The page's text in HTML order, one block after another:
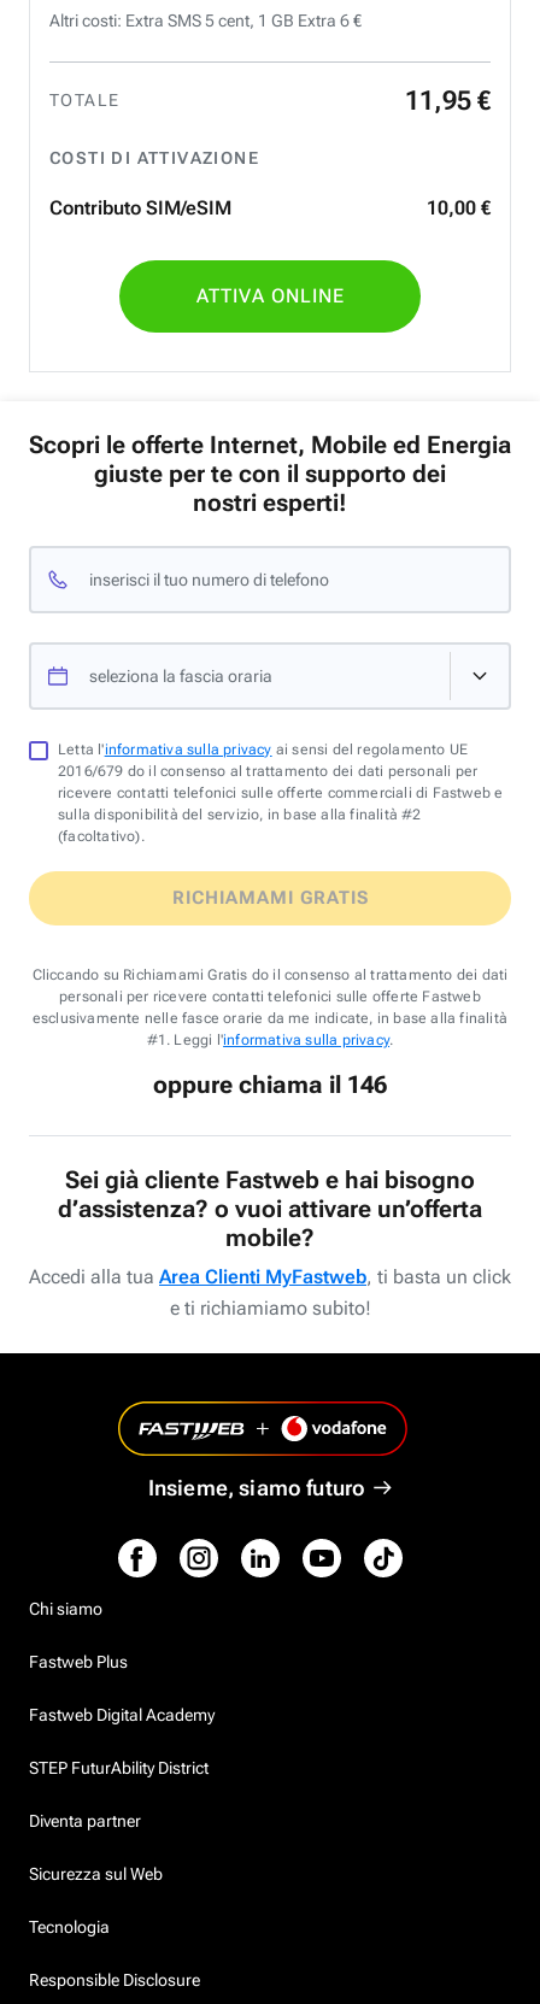
Altri costi: Extra SMS 5 cent, 1 GB Extra 6 €
TOTALE 11 ,95 €
COSTI DI ATTIVAZIONE
Contributo SIM/eSIM 10,00 €
ATTIVA ONLINE
Scopri le offerte Internet, Mobile ed Energia
giuste per te con il supporto dei
nostri esperti!
inserisci il tuo numero di telefono
seleziona la fascia oraria
Letta l'informativa sulla privacy ai sensi del regolamento UE
2016/679 do il consenso al trattamento dei dati personali per
ricevere contatti telefonici sulle offerte commerciali di Fastweb e
sulla disponibilità del servizio, in base alla finalità #2
(facoltativo).
RICHIAMAMI GRATIS
Cliccando su Richiamami Gratis do il consenso al trattamento dei dati
personali per ricevere contatti telefonici sulle offerte Fastweb
esclusivamente nelle fasce orarie da me indicate, in base alla finalità
#1. Leggi l'informativa sulla privacy.
oppure chiama il 146
Sei già cliente Fastweb e hai bisogno
d’assistenza? o vuoi attivare un’offerta
mobile?
Accedi alla tua Area Clienti MyFastweb, ti basta un click
e ti richiamiamo subito!
Insieme, siamo futuro
Chi siamo
Fastweb Plus
Fastweb Digital Academy
STEP FuturAbility District
Diventa partner
Sicurezza sul Web
Tecnologia
Responsible Disclosure